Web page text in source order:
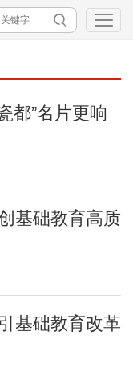
都”名片更响
基础教育高质
基础教育改革